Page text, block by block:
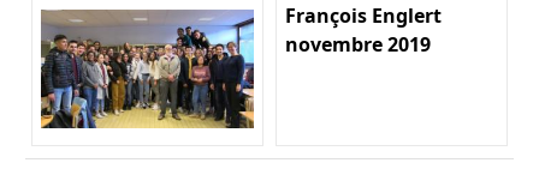
François Englert
novembre 2019